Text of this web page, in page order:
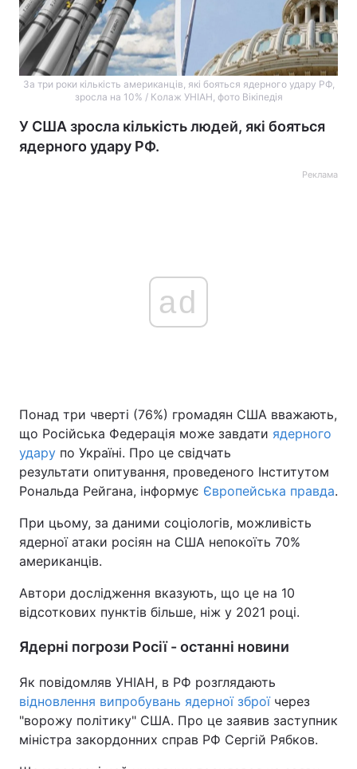
За три роки кількість американців, які бояться ядерного удару РФ,
зросла на 10% / Колаж УНІАН, фото Вікіпедія
У США зросла кількість людей, які бояться
ядерного удару РФ.
Реклама
ad
Понад три чверті (76%) громадян США вважають,
що Російська Федерація може завдати ядерного
удару по Україні. Про це свідчать
результати опитування, проведеного Інститутом
Рональда Рейгана, інформує Європейська правда.
При цьому, за даними соціологів, можливість
ядерної атаки росіян на США непокоїть 70%
американців.
Автори дослідження вказують, що це на 10
відсоткових пунктів більше, ніж у 2021 році.
Ядерні погрози Росії - останні новини
Як повідомляв УНІАН, в РФ розглядають
відновлення випробувань ядерної зброїчерез
"ворожу політику" США. Про це заявив заступник
міністра закордонних справ РФ Сергій Рябков.